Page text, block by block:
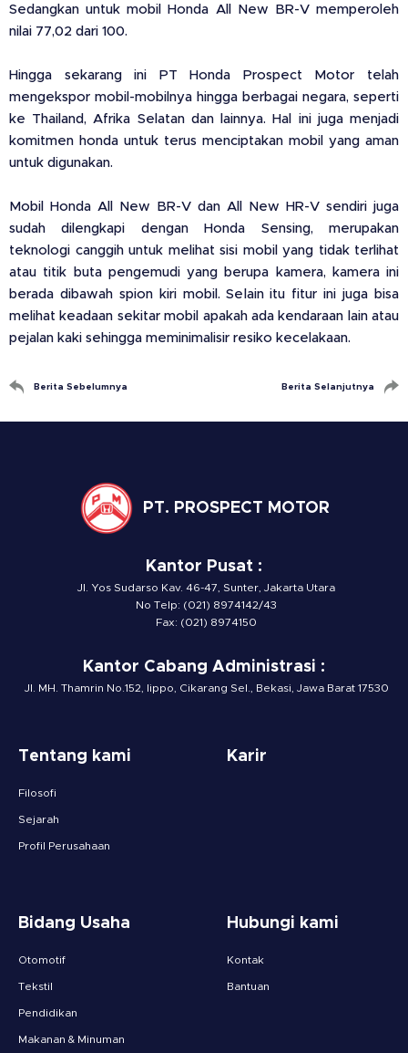
Sedangkan untuk mobil Honda All New BR-V memperoleh
nilai 77,02 dari 100.
Hingga sekarang ini PT Honda Prospect Motor telah
mengekspor mobil-mobilnya hingga berbagai negara, seperti
ke Thailand, Afrika Selatan dan lainnya. Hal ini juga menjadi
komitmen honda untuk terus menciptakan mobil yang aman
untuk digunakan.
Mobil Honda All New BR-V dan All New HR-V sendiri juga
sudah dilengkapi dengan Honda Sensing, merupakan
teknologi canggih untuk melihat sisi mobil yang tidak terlihat
atau titik buta pengemudi yang berupa kamera, kamera ini
berada dibawah spion kiri mobil. Selain itu fitur ini juga bisa
melihat keadaan sekitar mobil apakah ada kendaraan lain atau
pejalan kaki sehingga meminimalisir resiko kecelakaan.
Berita Sebelumnya Berita Selanjutnya
PT. PROSPECT MOTOR
Kantor Pusat :
Jl. Yos Sudarso Kav. 46-47, Sunter, Jakarta Utara
No Telp: (021) 8974142/43
Fax: (021) 8974150
Kantor Cabang Administrasi :
Jl. MH. Thamrin No.152, lippo, Cikarang Sel., Bekasi, Jawa Barat 17530
Tentang kami
Filosofi
Sejarah
Profil Perusahaan
Karir
Bidang Usaha
Otomotif
Tekstil
Pendidikan
Makanan & Minuman
Hubungi kami
Kontak
Bantuan